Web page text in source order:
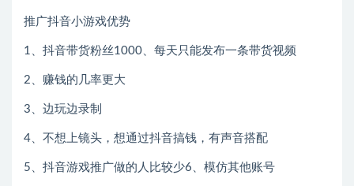
推广抖音小游戏优势
1、抖音带货粉丝1000、每天只能发布一条带货视频
2、赚钱的几率更大
3、边玩边录制
4、不想上镜头，想通过抖音搞钱，有声音搭配
5、抖音游戏推广做的人比较少6、模仿其他账号